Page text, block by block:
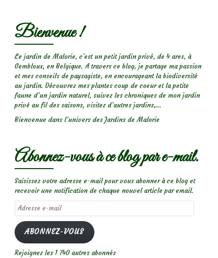
Bienvenue !
Le jardin de Malorie, c'est un petit jardin privé, de 4 ares, à
Gembloux, en Belgique. A travers ce blog, je partage ma passion
et mes conseils de paysagiste, en encourageant la biodiversité
au jardin. Découvrez mes plantes coup de coeur et la petite
faune d’un jardin naturel, suivez les chroniques de mon jardin
privé au fil des saisons, visitez d’autres jardins,...
Bienvenue dans l’univers des Jardins de Malorie
Abonnez-vous à ce blog par e-mail.
Saisissez votre adresse e-mail pour vous abonner à ce blog et
recevoir une notification de chaque nouvel article par email.
Adresse
e-
mail
ABONNEZ-VOUS
Rejoignez les 1 740 autres abonnés